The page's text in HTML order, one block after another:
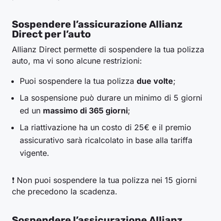
Sospendere l’assicurazione Allianz
Direct per l’auto
Allianz Direct permette di sospendere la tua polizza
auto, ma vi sono alcune restrizioni:
Puoi sospendere la tua polizza due volte;
La sospensione può durare un minimo di 5 giorni
ed un massimo di 365 giorni;
La riattivazione ha un costo di 25€ e il premio
assicurativo sarà ricalcolato in base alla tariffa
vigente.
❗ Non puoi sospendere la tua polizza nei 15 giorni
che precedono la scadenza.